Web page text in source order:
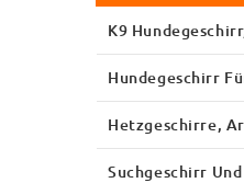
K9
Hundegeschirr
Hetzgeschirre,
Suchgeschirr